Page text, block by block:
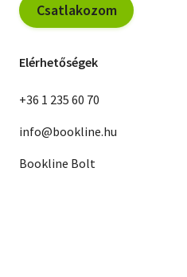
Csatlakozom
Elérhetőségek
+36 1 235 60 70
info@bookline.hu
Bookline Bolt